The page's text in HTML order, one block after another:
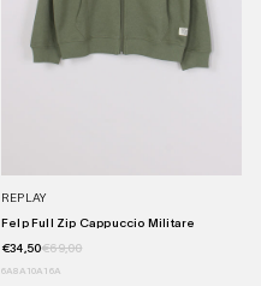
REPLAY
Felp Full Zip Cappuccio Militare
€34,50€69,00
6A8A 10A 16A